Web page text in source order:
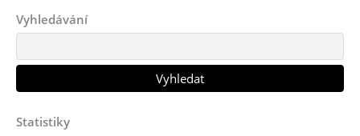
Vyhledávání
Statistiky